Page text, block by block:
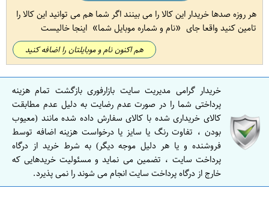
هر روزه صدها خریدار این کالا را می بینند اگر شما هم می توانید این کالا را
تامین کنید واقعا جای
نام و شماره موبایل شما اینجا خالیست
هم اکنون نام و موبایلتان را اضافه کنید
خریدار گرامی مدیریت سایت بازارفوری بازگشت تمام هزینه
پرداختی شما را در صورت عدم رضایت به دلیل عدم مطابقت
کالای خریداری شده با کالای سفارش داده شده مانند (معیوب
بودن ، تفاوت رنگ یا سایز یا درخواست هزینه اضافه توسط
فروشنده و یا هر دلیل موجه دیگر) به شرط خرید از درگاه
پرداخت سایت ، تضمین می نماید و مسئولیت خریدهایی که
خارج از درگاه پرداخت سایت انجام می شوند را نمی پذیرد.